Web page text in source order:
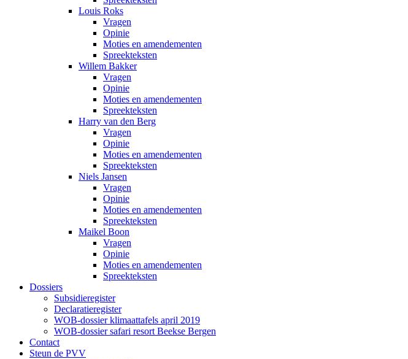
Louis Roks
Vragen
Opinie
Moties en amendementen
Spreekteksten
Willem Bakker
Vragen
Opinie
Moties en amendementen
Spreekteksten
Harry van den Berg
Vragen
Opinie
Moties en amendementen
Spreekteksten
Niels Jansen
Vragen
Opinie
Moties en amendementen
Spreekteksten
Maikel Boon
Vragen
Opinie
Moties en amendementen
Spreekteksten
Dossiers
Subsidieregister
Declaratieregister
WOB-dossier klimaattafels april 2019
WOB-dossier safari resort Beekse Bergen
Contact
Steun de PVV